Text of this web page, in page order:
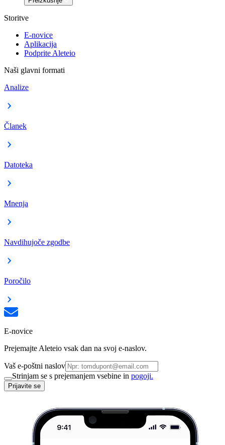
Storitve
E-novice
Aplikacija
Podprite Aleteio
Naši glavni formati
Analize
Članek
Datoteka
Mnenja
Navdihujoče zgodbe
Poročilo
E-novice
Prejemajte Aleteio vsak dan na svoj e-naslov.
Vaš e-poštni naslov
Strinjam se s prejemanjem vsebine in pogoji.
Prijavite se